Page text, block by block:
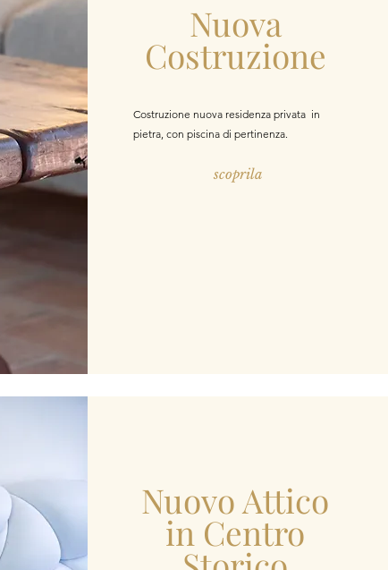
Nuova
Costruzione
Costruzione nuova residenza privata in
pietra, con piscina di pertinenza.
scoprila
Nuovo Attico
in Centro